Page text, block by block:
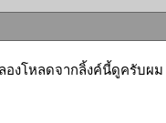
องโหลดจากลิ้งค์นี้ดูครับผม